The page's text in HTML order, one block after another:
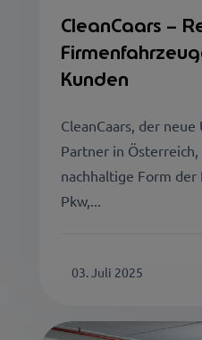
CleanCaars –
Kunden
CleanCaars, der neue
Partner in
nachhaltige Form
Pkw,...
03. Juli 2025